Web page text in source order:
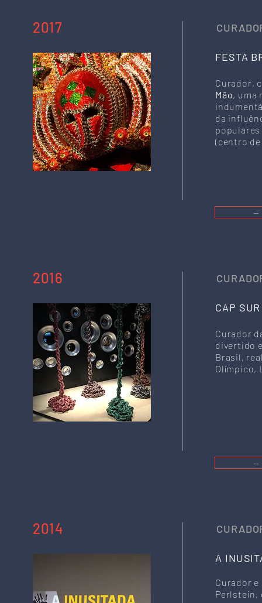
2017
FESTA
Curador,
Mão, uma
da
(centro
—
2016
CAP
Curador
divertido
Brasil,
Olímpico,
—
2014
A
Curador
Perlstein,